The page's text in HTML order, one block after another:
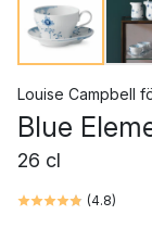
Louise Campbell
Blue
26 cl
(4.8)